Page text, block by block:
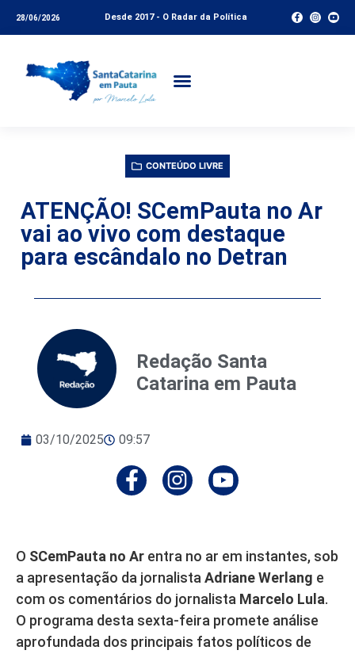
28/06/2026 Desde 2017 - O Radar da Política
CONTEÚDO LIVRE
ATENÇÃO! SCemPauta no Ar
vai ao vivo com destaque
para escândalo no Detran
Redação Santa
Catarina em Pauta
03/10/2025 09:57
O SCemPauta no Ar entra no ar em instantes, sob
a apresentação da jornalista Adriane Werlang e
com os comentários do jornalista Marcelo Lula.
O programa desta sexta-feira promete análise
aprofundada dos principais fatos políticos de